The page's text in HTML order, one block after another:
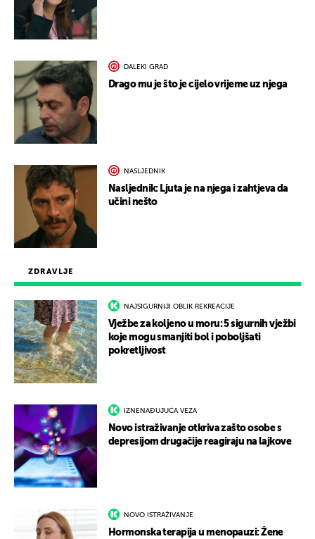
ZDRAVLJE
NAJSIGURNIJI OBLIK REKREACIJE
Vježbe za koljeno u moru: 5 sigurnih vježbi
koje mogu smanjiti bol i poboljšati
pokretljivost
IZNENAĐUJUĆA VEZA
Novo istraživanje otkriva zašto osobe s
depresijom drugačije reagiraju na lajkove
NOVO ISTRAŽIVANJE
Hormonska terapija u menopauzi: Žene
DALEKI GRAD
Drago mu je što je cijelo vrijeme uz njega
NASLJEDNIK
Nasljednik: Ljuta je na njega i zahtjeva da
učini nešto